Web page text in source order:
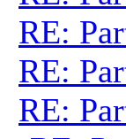
RE:
RE:
RE: